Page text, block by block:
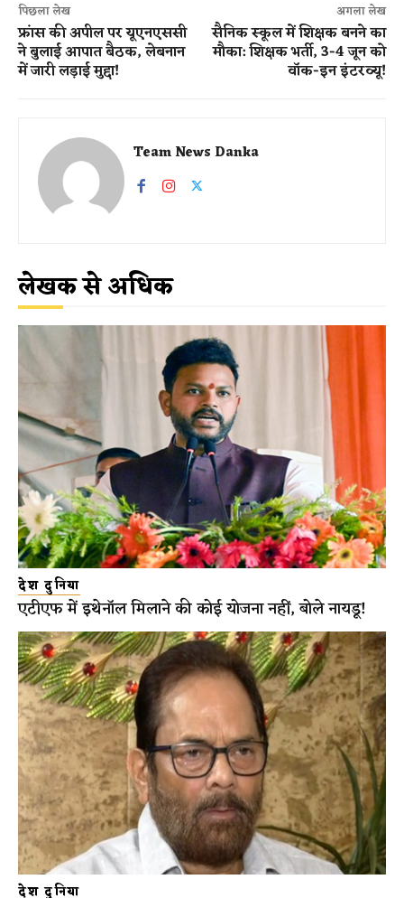
पिछला लेख
फ्रांस की अपील पर यूएनएससी
ने बुलाई आपात बैठक, लेबनान
में जारी लड़ाई मुद्दा!
अगला लेख
सैनिक स्कूल में शिक्षक बनने का
मौका: शिक्षक भर्ती, 3-4 जून को
वॉक-इन इंटरव्यू!
Team News Danka
लेखक से अधिक
देश दुनिया
एटीएफ में इथेनॉल मिलाने की कोई योजना नहीं, बोले नायडू!
देश दुनिया